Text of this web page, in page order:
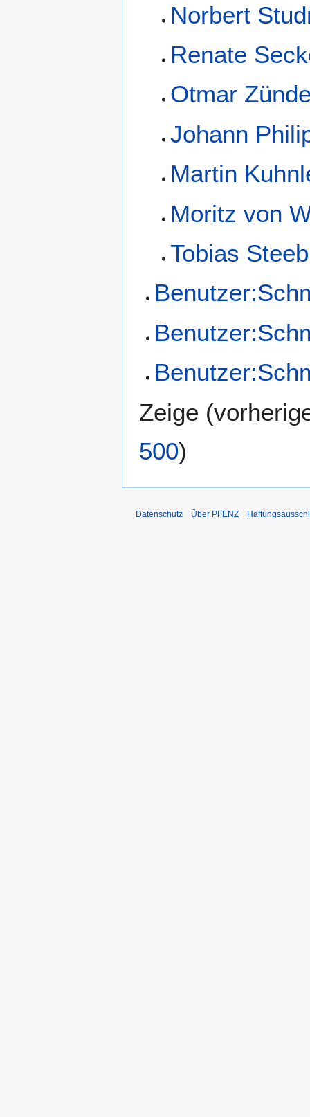
Norbert
Renate
Otmar
Johann
Martin
Moritz von
Tobias Steeb
Zeige (
500)
Datenschutz Über PFENZ